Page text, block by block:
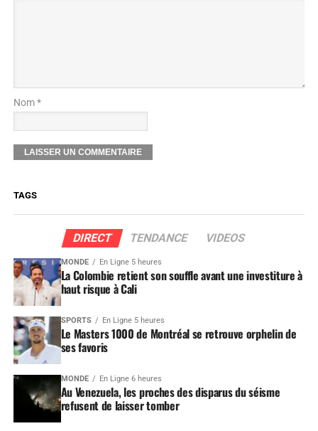
Nom *
TAGS
DIRECT TENDANCE VIDEOS
MONDE En Ligne 5 heures
La Colombie retient son souffle avant une investiture à
haut risque à Cali
SPORTS En Ligne 5 heures
Le Masters 1000 de Montréal se retrouve orphelin de
ses favoris
MONDE En Ligne 6 heures
Au Venezuela, les proches des disparus du séisme
refusent de laisser tomber